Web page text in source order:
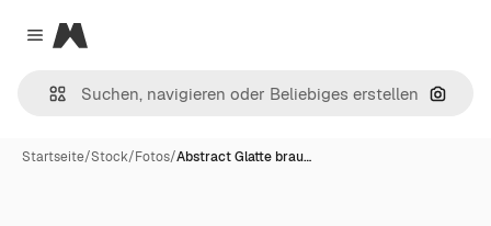
Close menu
Magnific
Nach
Startseite/Stock/Fotos/Abstract Glatte brau…